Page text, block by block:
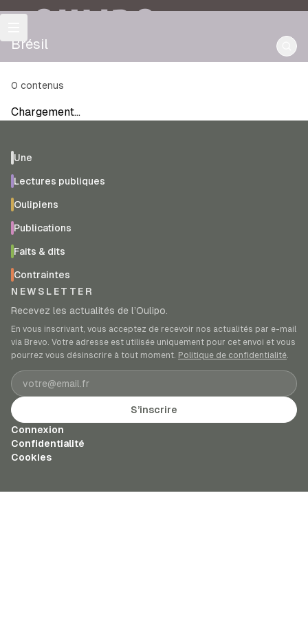
OULIPO
Brésil
0 contenus
Chargement…
Une
Lectures publiques
Oulipiens
Publications
Faits & dits
Contraintes
NEWSLETTER
Recevez les actualités de l’Oulipo.
En vous inscrivant, vous acceptez de recevoir nos actualités par e-mail
via Brevo. Votre adresse est utilisée uniquement pour cet envoi et vous
pourrez vous désinscrire à tout moment. Politique de confidentialité.
Adresse e-mail
S’inscrire
Connexion
Confidentialité
Cookies